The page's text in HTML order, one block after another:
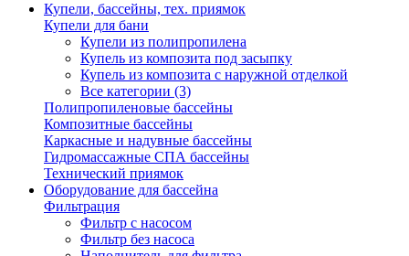
Купели, бассейны, тех. приямок
Купели для бани
Купели из полипропилена
Купель из композита под засыпку
Купель из композита с наружной отделкой
Все категории (3)
Полипропиленовые бассейны
Композитные бассейны
Каркасные и надувные бассейны
Гидромассажные СПА бассейны
Технический приямок
Оборудование для бассейна
Фильтрация
Фильтр с насосом
Фильтр без насоса